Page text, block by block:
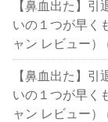
【鼻血出た】
いの１つが早く
ャン レビュー）
【鼻血出た】
いの１つが早く
ャン レビュー）